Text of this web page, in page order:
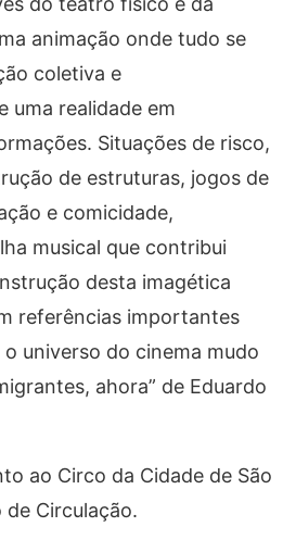
animação onde tudo se
coletiva e
uma realidade em
Situações de risco,
de estruturas, jogos de
e comicidade,
musical que contribui
desta imagética
referências importantes
universo do cinema mudo
ahora” de Eduardo
ao Circo da Cidade de São
de Circulação.